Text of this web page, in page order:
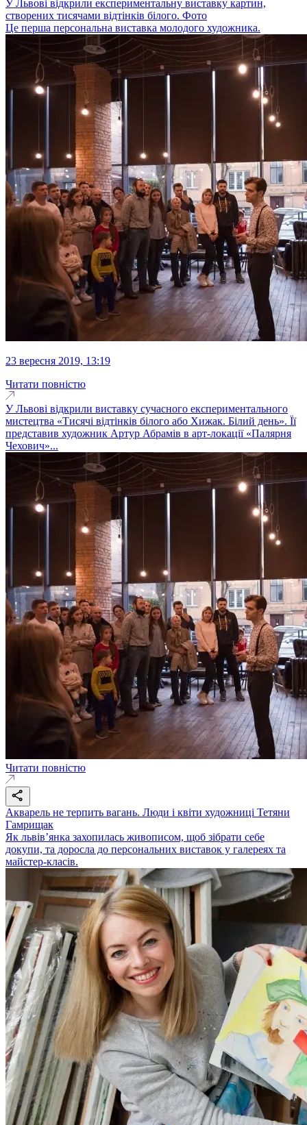
У Львові відкрили експериментальну виставку картин,
створених тисячами відтінків білого. Фото
Це перша персональна виставка молодого художника.
23 вересня 2019, 13:19
Читати повністю
У Львові відкрили виставку сучасного експериментального
мистецтва «Тисячі відтінків білого або Хижак. Білий день». Її
представив художник Артур Абрамів в арт-локації «Палярня
Чехович»...
Читати повністю
Акварель не терпить вагань. Люди і квіти художниці Тетяни
Гамрищак
Як львів’янка захопилась живописом, щоб зібрати себе
докупи, та доросла до персональних виставок у галереях та
майстер-класів.